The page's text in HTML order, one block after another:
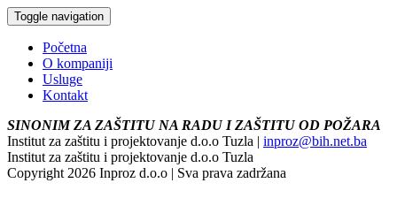
Toggle navigation
Početna
O kompaniji
Usluge
Kontakt
SINONIM ZA ZAŠTITU NA RADU I ZAŠTITU OD POŽARA
Institut za zaštitu i projektovanje d.o.o Tuzla | inproz@bih.net.ba
Institut za zaštitu i projektovanje d.o.o Tuzla
Copyright 2026 Inproz d.o.o | Sva prava zadržana